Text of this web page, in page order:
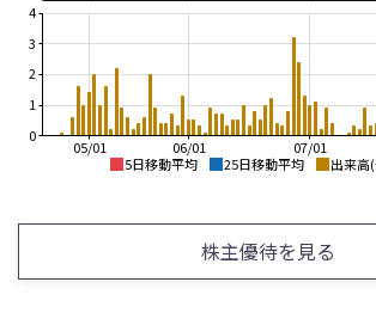
5日移動平均 25日移動平均 出来高
07/01
06/01
05/01
0
1
2
3
4
株主優待を見る